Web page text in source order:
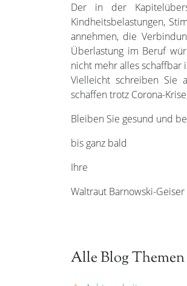
Der in der
Kindheitsbelastungen,
annehmen, die
Überlastung im Beruf
nicht mehr alles schaffbar
Vielleicht schreiben Sie
schaffen trotz Corona-
Bleiben Sie gesund und
bis ganz bald
Ihre
Waltraut Barnowski-Geiser
Alle Blog Themen